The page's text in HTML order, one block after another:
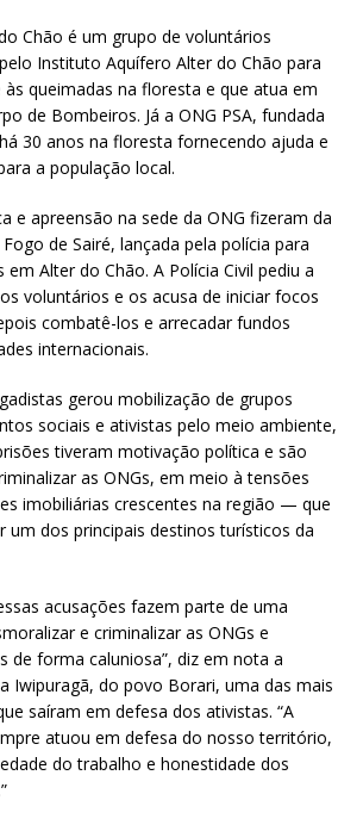
Chão é um grupo de voluntários
Instituto Aquífero Alter do Chão para
queimadas na floresta e que atua em
de Bombeiros. Já a ONG PSA, fundada
30 anos na floresta fornecendo ajuda e
a população local.
e apreensão na sede da ONG fizeram da
de Sairé, lançada pela polícia para
em Alter do Chão. A Polícia Civil pediu a
voluntários e os acusa de iniciar focos
combatê-los e arrecadar fundos
internacionais.
gerou mobilização de grupos
sociais e ativistas pelo meio ambiente,
tiveram motivação política e são
as ONGs, em meio à tensões
imobiliárias crescentes na região — que
um dos principais destinos turísticos da
acusações fazem parte de uma
e criminalizar as ONGs e
de forma caluniosa”, diz em nota a
Iwipuragã, do povo Borari, uma das mais
saíram em defesa dos ativistas. “A
atuou em defesa do nosso território,
do trabalho e honestidade dos